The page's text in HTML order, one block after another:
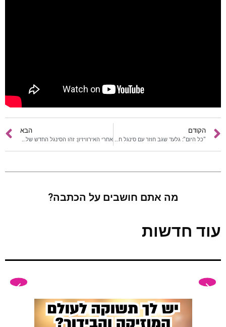
הקודם
"כל היום": גלעד שגב חוזר עם סינגל חדש
הבא
אחרי האירוויזיון: זהו הסינגל החדש של עדן אלנה
מה אתם חושבים על הכתבה?
עוד חדשות